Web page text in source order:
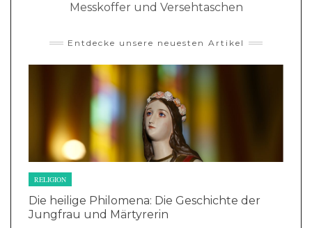
Messkoffer und Versehtaschen
Entdecke unsere neuesten Artikel
RELIGION
Die heilige Philomena: Die Geschichte der
Jungfrau und Märtyrerin